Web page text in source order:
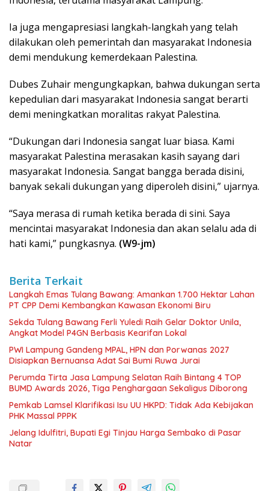
Ia juga mengapresiasi langkah-langkah yang telah
dilakukan oleh pemerintah dan masyarakat Indonesia
demi mendukung kemerdekaan Palestina.
Dubes Zuhair mengungkapkan, bahwa dukungan serta
kepedulian dari masyarakat Indonesia sangat berarti
demi meningkatkan moralitas rakyat Palestina.
“Dukungan dari Indonesia sangat luar biasa. Kami
masyarakat Palestina merasakan kasih sayang dari
masyarakat Indonesia. Sangat bangga berada disini,
banyak sekali dukungan yang diperoleh disini,” ujarnya.
“Saya merasa di rumah ketika berada di sini. Saya
mencintai masyarakat Indonesia dan akan selalu ada di
hati kami,” pungkasnya. (W9-jm)
Berita Terkait
Langkah Emas Tulang Bawang: Amankan 1.700 Hektar Lahan
PT CPP Demi Kembangkan Kawasan Ekonomi Biru
Sekda Tulang Bawang Ferli Yuledi Raih Gelar Doktor Unila,
Angkat Model P4GN Berbasis Kearifan Lokal
PWI Lampung Gandeng MPAL, HPN dan Porwanas 2027
Disiapkan Bernuansa Adat Sai Bumi Ruwa Jurai
Perumda Tirta Jasa Lampung Selatan Raih Bintang 4 TOP
BUMD Awards 2026, Tiga Penghargaan Sekaligus Diborong
Pemkab Lamsel Klarifikasi Isu UU HKPD: Tidak Ada Kebijakan
PHK Massal PPPK
Jelang Idulfitri, Bupati Egi Tinjau Harga Sembako di Pasar
Natar